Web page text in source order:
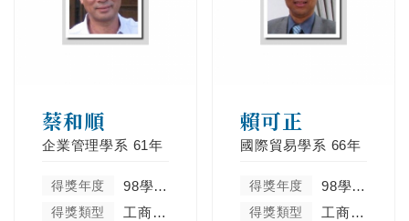
蔡和順
企業管理學系 61年
得獎年度 98學年度
得獎類型 工商菁英類
賴可正
國際貿易學系 66年
得獎年度 98學年度
得獎類型 工商菁英類